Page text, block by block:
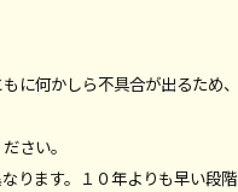
に何かしら不具合が出るため、
さい。
ります。１０年よりも早い段階